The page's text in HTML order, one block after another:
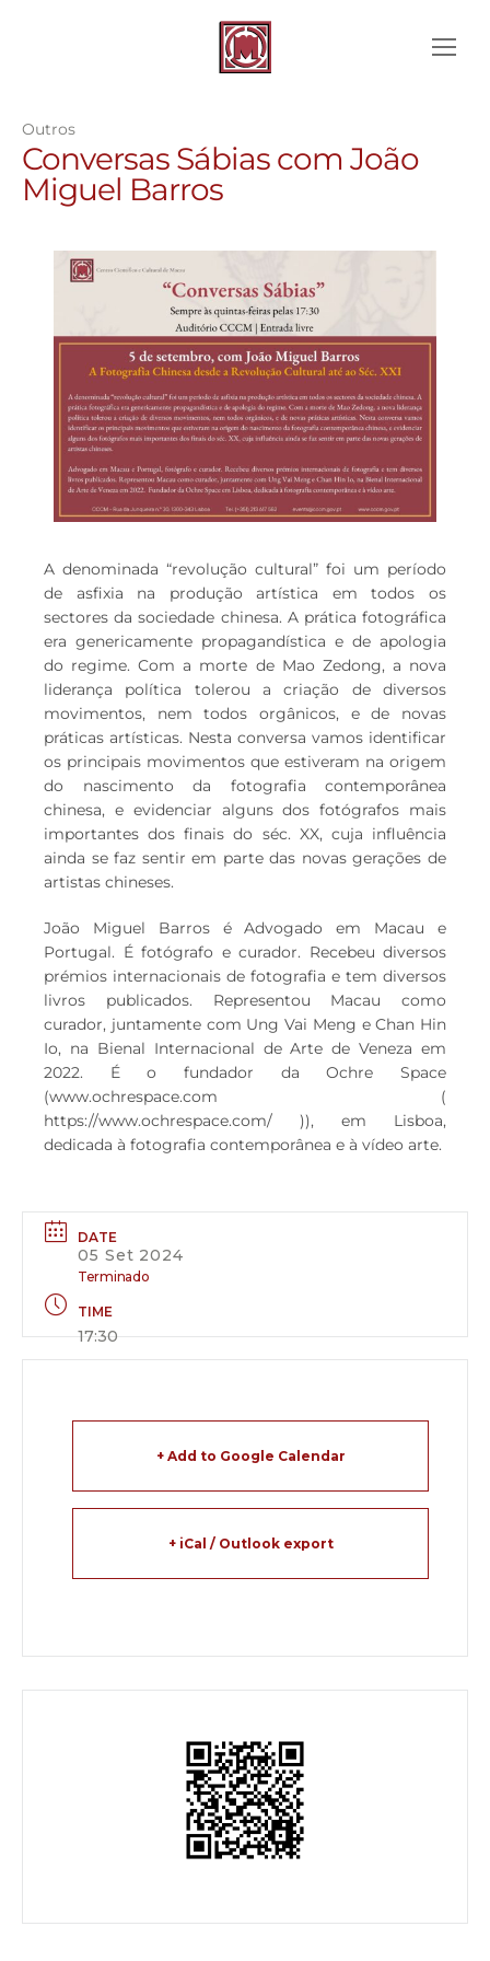
Outros
Conversas Sábias com João
Miguel Barros
A denominada “revolução cultural” foi um período
de asfixia na produção artística em todos os
sectores da sociedade chinesa. A prática fotográfica
era genericamente propagandística e de apologia
do regime. Com a morte de Mao Zedong, a nova
liderança política tolerou a criação de diversos
movimentos, nem todos orgânicos, e de novas
práticas artísticas. Nesta conversa vamos identificar
os principais movimentos que estiveram na origem
do nascimento da fotografia contemporânea
chinesa, e evidenciar alguns dos fotógrafos mais
importantes dos finais do séc. XX, cuja influência
ainda se faz sentir em parte das novas gerações de
artistas chineses.
João Miguel Barros é Advogado em Macau e
Portugal. É fotógrafo e curador. Recebeu diversos
prémios internacionais de fotografia e tem diversos
livros publicados. Representou Macau como
curador, juntamente com Ung Vai Meng e Chan Hin
Io, na Bienal Internacional de Arte de Veneza em
2022. É o fundador da Ochre Space
(www.ochrespace.com (
https://www.ochrespace.com/ )), em Lisboa,
dedicada à fotografia contemporânea e à vídeo arte.
DATE
05 Set 2024
Terminado
TIME
17:30
+ Add to Google Calendar
+ iCal / Outlook export